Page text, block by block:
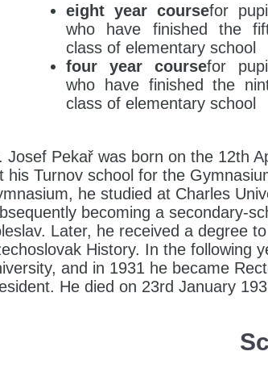
eight year coursefor
who have finished the
class of elementary school
four year coursefor
who have finished the
class of elementary school
Josef Pekař was born on the 12th
his Turnov school for the
he studied at Charles
becoming a secondary-
Later, he received a degree
History. In the following
and in 1931 he became
He died on 23rd January